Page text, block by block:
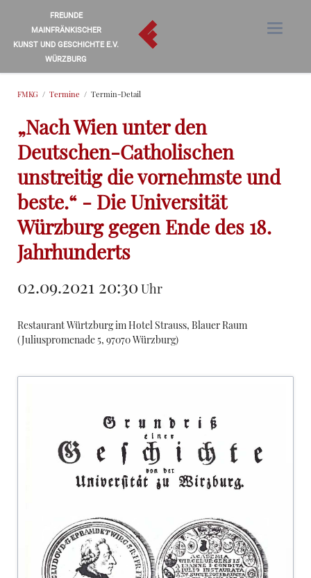
FREUNDE
MAINFRÄNKISCHER
KUNST UND GESCHICHTE E.V.
WÜRZBURG
FMKG Termine Termin-Detail
„Nach Wien unter den
Deutschen-Catholischen
unstreitig die vornehmste und
beste.“ - Die Universität
Würzburg gegen Ende des 18.
Jahrhunderts
02.09.2021 20:30 Uhr
Restaurant Würtzburg im Hotel Strauss, Blauer Raum
(Juliuspromenade 5, 97070 Würzburg)